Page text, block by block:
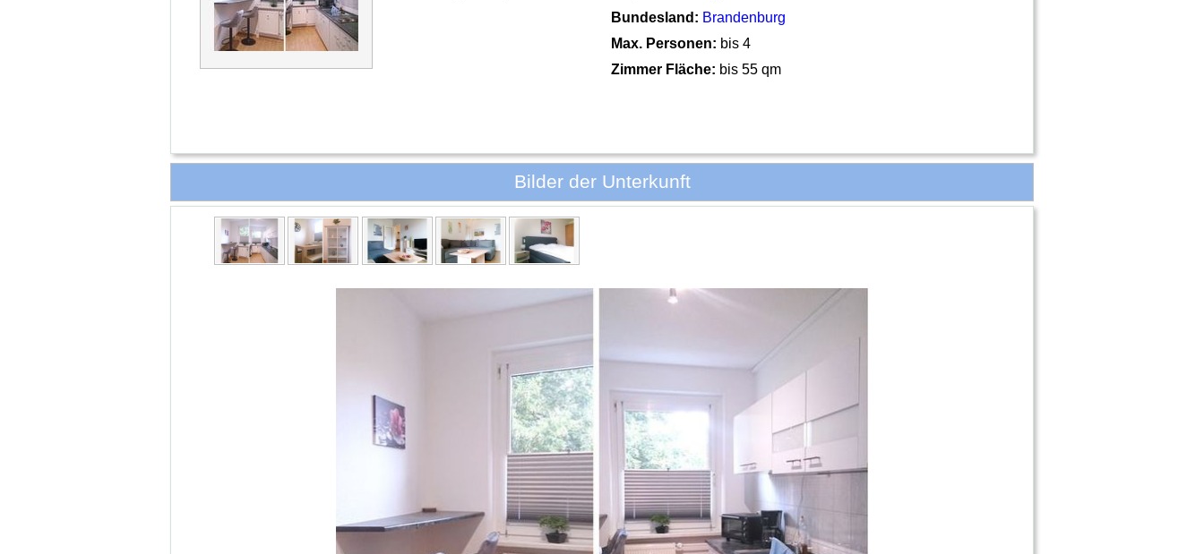
Bundesland: Brandenburg
Max. Personen: bis 4
Zimmer Fläche: bis 55 qm
Bilder der Unterkunft